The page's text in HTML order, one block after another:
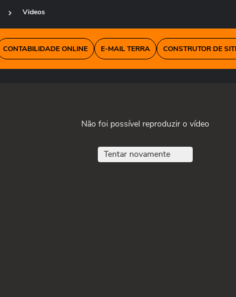
Videos
CONTABILIDADE ONLINE E-MAIL TERRA CONSTRUTOR DE
Não foi possível reproduzir o vídeo
Tentar novamente